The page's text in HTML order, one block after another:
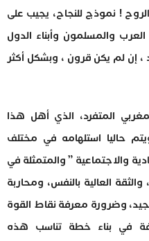
! نموذج للنجاح، يجيب على
والمسلمون وأبناء الدول
، إن لم يكن قرون ، وبشكل أكثر
المتفرد، الذي أهل هذا
حاليا استلهامه في مختلف
والاجتماعية ” والمتمثلة في
والثقة العالية بالنفس، ومحاربة
وضرورة معرفة نقاط القوة
في بناء خطة تناسب هذه